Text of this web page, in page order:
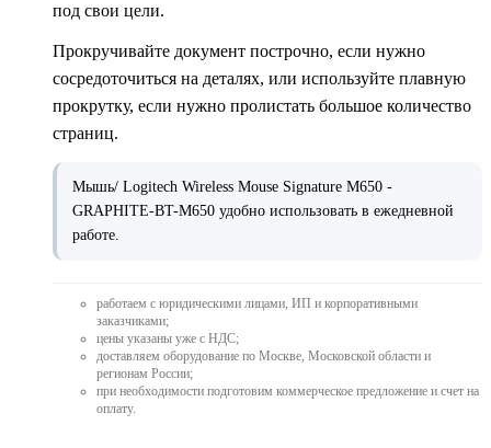
под свои цели.
Прокручивайте документ построчно, если нужно
сосредоточиться на деталях, или используйте плавную
прокрутку, если нужно пролистать большое количество
страниц.
Мышь/ Logitech Wireless Mouse Signature M650 -
GRAPHITE-BT-M650 удобно использовать в ежедневной
работе.
работаем с юридическими лицами, ИП и корпоративными
заказчиками;
цены указаны уже с НДС;
доставляем оборудование по Москве, Московской области и
регионам России;
при необходимости подготовим коммерческое предложение и счет на
оплату.